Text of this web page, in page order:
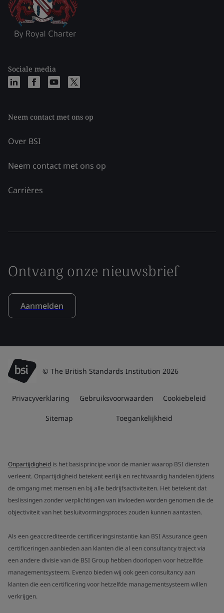
Sociale media
Neem contact met ons op
Over BSI
Neem contact met ons op
Carrières
Ontvang onze nieuwsbrief
Aanmelden
© The British Standards Institution 2026
Privacyverklaring Gebruiksvoorwaarden Cookiebeleid
Sitemap Toegankelijkheid
Onpartijdigheid is het basisprincipe voor de manier waarop BSI diensten
verleent. Onpartijdigheid betekent eerlijk en rechtvaardig handelen tijdens
de omgang met mensen en bij alle bedrijfsactiviteiten. Het betekent dat
beslissingen zonder verplichtingen van invloeden worden genomen die de
objectiviteit van het besluitvormingsproces zouden kunnen aantasten.
Als een geaccrediteerde certificeringsinstantie kan BSI Assurance geen
certificeringen aanbieden aan klanten die al een consultancy traject via
een andere divisie van de BSI Group hebben doorlopen voor hetzelfde
managementsysteem. Evenzo bieden wij ook geen consultancy aan
klanten die een certificering voor hetzelfde managementsysteem willen
verkrijgen.